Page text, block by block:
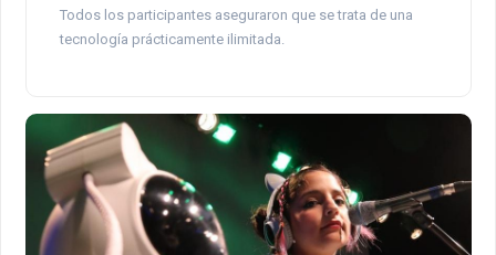
Todos los participantes aseguraron que se trata de una
tecnología prácticamente ilimitada.